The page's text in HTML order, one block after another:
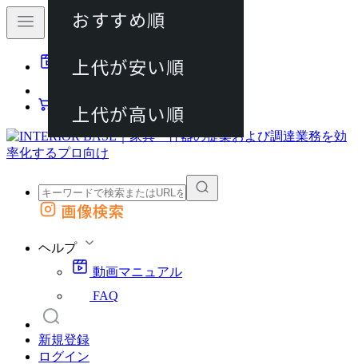
動画マニュアル
カート
外部サイトの商品をカートに追加
画像検索
ヘルプ
動画マニュアル
FAQ
新規登録
ログイン
おすすめ順
上代が安い順
上代が高い順